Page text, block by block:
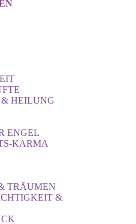
HEILUNG
ENGEL
KARMA
TRÄUMEN
&